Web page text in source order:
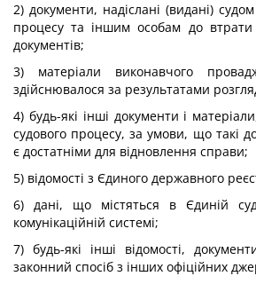
2) документи, надіслані (видані)
процесу та іншим особам до втрати
документів;
3) матеріали виконавчого
здійснювалося за результатами
4) будь-які інші документи і
судового процесу, за умови, що такі
є достатніми для відновлення справи;
5) відомості з Єдиного державного
6) дані, що містяться в Єдиній
комунікаційній системі;
7) будь-які інші відомості,
законний спосіб з інших офіційних